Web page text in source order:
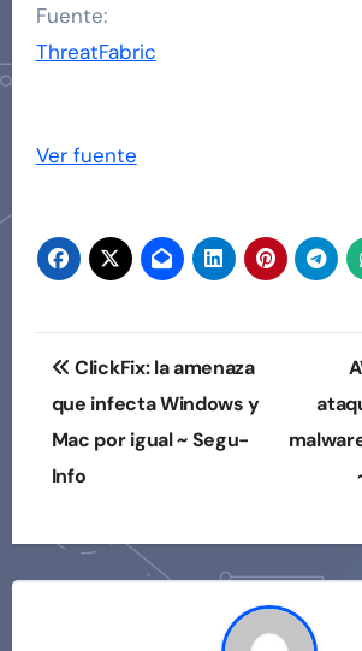
Fuente:
ThreatFabric
Ver fuente
Navegación
de
entradas
ClickFix: la amenaza
que infecta Windows y
Mac por igual ~ Segu-
Info